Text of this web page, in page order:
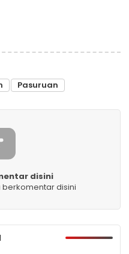
Pasuruan
disini
disini